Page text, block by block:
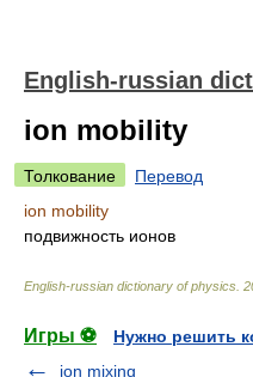
English-russian
ion mobility
Толкование
Перевод
ion mobility
подвижность ионов
English-russian dictionary of physics
Игры ⚽
Нужно решить
ion mixing